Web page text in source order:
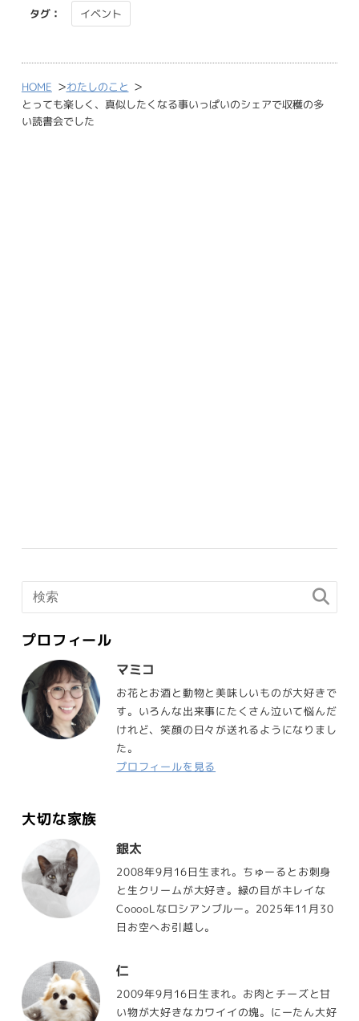
タグ： イベント
HOME >わたしのこと >
とっても楽しく、真似したくなる事いっぱいのシェアで収穫の多
い読書会でした
プロフィール
マミコ
お花とお酒と動物と美味しいものが大好きで
す。いろんな出来事にたくさん泣いて悩んだ
けれど、笑顔の日々が送れるようになりまし
た。
プロフィールを見る
大切な家族
銀太
2008年9月16日生まれ。ちゅーるとお刺身
と生クリームが大好き。緑の目がキレイな
CooooLなロシアンブルー。2025年11月30
日お空へお引越し。
仁
2009年9月16日生まれ。お肉とチーズと甘
い物が大好きなカワイイの塊。にーたん大好